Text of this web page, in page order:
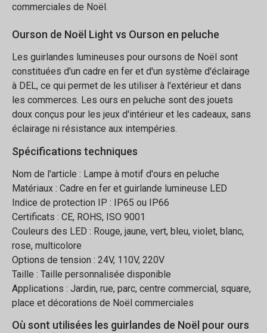
commerciales de Noël.
Ourson de Noël Light vs Ourson en peluche
Les guirlandes lumineuses pour oursons de Noël sont
constituées d'un cadre en fer et d'un système d'éclairage
à DEL, ce qui permet de les utiliser à l'extérieur et dans
les commerces. Les ours en peluche sont des jouets
doux conçus pour les jeux d'intérieur et les cadeaux, sans
éclairage ni résistance aux intempéries.
Spécifications techniques
Nom de l'article : Lampe à motif d'ours en peluche
Matériaux : Cadre en fer et guirlande lumineuse LED
Indice de protection IP : IP65 ou IP66
Certificats : CE, ROHS, ISO 9001
Couleurs des LED : Rouge, jaune, vert, bleu, violet, blanc,
rose, multicolore
Options de tension : 24V, 110V, 220V
Taille : Taille personnalisée disponible
Applications : Jardin, rue, parc, centre commercial, square,
place et décorations de Noël commerciales
Où sont utilisées les guirlandes de Noël pour ours